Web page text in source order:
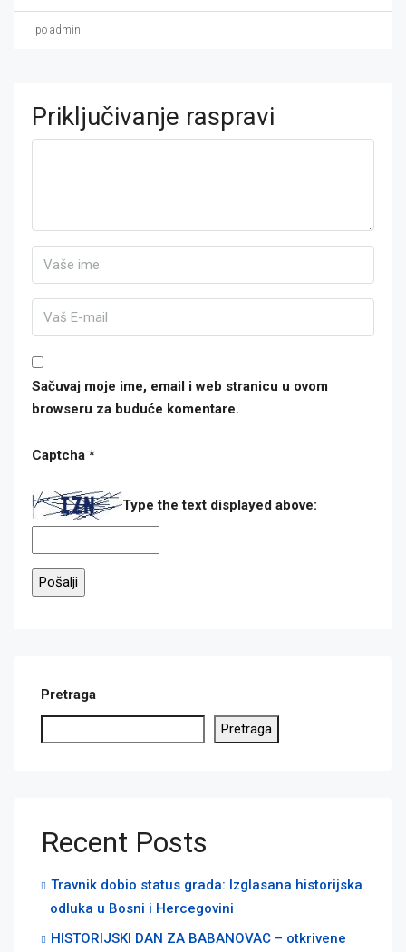
po admin
Priključivanje raspravi
Sačuvaj moje ime, email i web stranicu u ovom
browseru za buduće komentare.
Captcha *
Type the text displayed above:
Pretraga
Pretraga
Recent Posts
Travnik dobio status grada: Izglasana historijska
odluka u Bosni i Hercegovini
HISTORIJSKI DAN ZA BABANOVAC – otkrivene